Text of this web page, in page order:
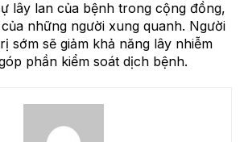
lây lan của bệnh trong cộng đồng,
những người xung quanh. Người
sớm sẽ giảm khả năng lây nhiễm
phần kiểm soát dịch bệnh.